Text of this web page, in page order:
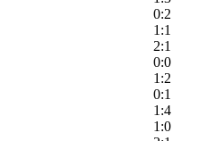
0:2
1:1
2:1
0:0
1:2
0:1
1:4
1:0